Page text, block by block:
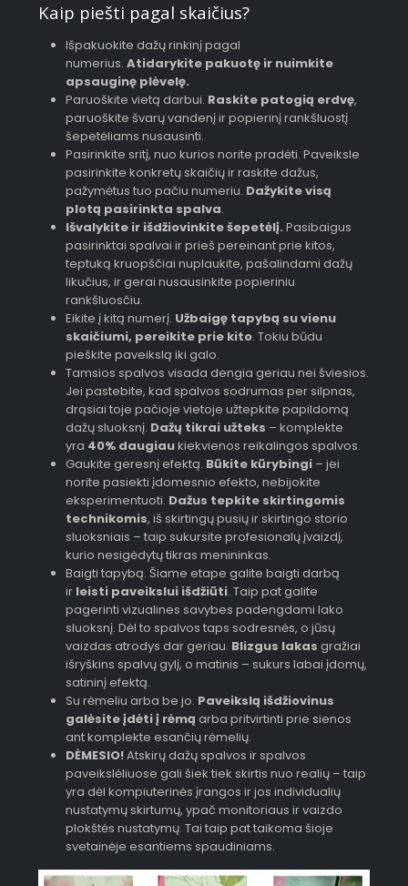
Kaip piešti pagal skaičius?
Išpakuokite dažų rinkinį pagal
numerius. Atidarykite pakuotę ir nuimkite
apsauginę plėvelę.
Paruoškite vietą darbui. Raskite patogią erdvę,
paruoškite švarų vandenį ir popierinį rankšluostį
šepetėliams nusausinti.
Pasirinkite sritį, nuo kurios norite pradėti. Paveiksle
pasirinkite konkretų skaičių ir raskite dažus,
pažymėtus tuo pačiu numeriu. Dažykite visą
plotą pasirinkta spalva.
Išvalykite ir išdžiovinkite šepetėlį. Pasibaigus
pasirinktai spalvai ir prieš pereinant prie kitos,
teptuką kruopščiai nuplaukite, pašalindami dažų
likučius, ir gerai nusausinkite popieriniu
rankšluosčiu.
Eikite į kitą numerį. Užbaigę tapybą su vienu
skaičiumi, pereikite prie kito. Tokiu būdu
pieškite paveikslą iki galo.
Tamsios spalvos visada dengia geriau nei šviesios.
Jei pastebite, kad spalvos sodrumas per silpnas,
drąsiai toje pačioje vietoje užtepkite papildomą
dažų sluoksnį. Dažų tikrai užteks – komplekte
yra 40% daugiaukiekvienos reikalingos spalvos.
Gaukite geresnį efektą. Būkite kūrybingi– jei
norite pasiekti įdomesnio efekto, nebijokite
eksperimentuoti. Dažus tepkite skirtingomis
technikomis, iš skirtingų pusių ir skirtingo storio
sluoksniais – taip sukursite profesionalų įvaizdį,
kurio nesigėdytų tikras menininkas.
Baigti tapybą. Šiame etape galite baigti darbą
ir leisti paveikslui išdžiūti. Taip pat galite
pagerinti vizualines savybes padengdami lako
sluoksnį. Dėl to spalvos taps sodresnės, o jūsų
vaizdas atrodys dar geriau. Blizgus lakas gražiai
išryškins spalvų gylį, o matinis – sukurs labai įdomų,
satininį efektą.
Su rėmeliu arba be jo. Paveikslą išdžiovinus
galėsite įdėti į rėmą arba pritvirtinti prie sienos
ant komplekte esančių rėmelių.
DĖMESIO!Atskirų dažų spalvos ir spalvos
paveikslėliuose gali šiek tiek skirtis nuo realių – taip
yra dėl kompiuterinės įrangos ir jos individualių
nustatymų skirtumų, ypač monitoriaus ir vaizdo
plokštės nustatymų. Tai taip pat taikoma šioje
svetainėje esantiems spaudiniams.